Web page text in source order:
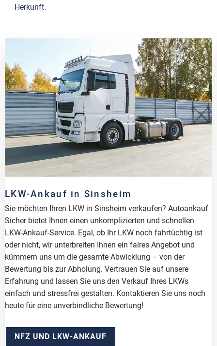
Herkunft.
LKW-Ankauf in Sinsheim
Sie möchten Ihren LKW in Sinsheim verkaufen? Autoankauf
Sicher bietet Ihnen einen unkomplizierten und schnellen
LKW-Ankauf-Service. Egal, ob Ihr LKW noch fahrtüchtig ist
oder nicht, wir unterbreiten Ihnen ein faires Angebot und
kümmern uns um die gesamte Abwicklung – von der
Bewertung bis zur Abholung. Vertrauen Sie auf unsere
Erfahrung und lassen Sie uns den Verkauf Ihres LKWs
einfach und stressfrei gestalten. Kontaktieren Sie uns noch
heute für eine unverbindliche Bewertung!
NFZ UND LKW-ANKAUF